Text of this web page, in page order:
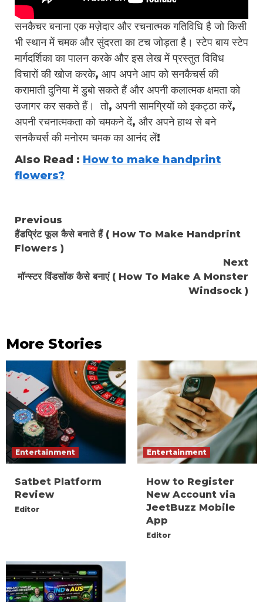
सनकैचर बनाना एक मज़ेदार और रचनात्मक गतिविधि है जो किसी
भी स्थान में चमक और सुंदरता का टच जोड़ता है। स्टेप बाय स्टेप
मार्गदर्शिका का पालन करके और इस लेख में प्रस्तुत विविध
विचारों की खोज करके, आप अपने आप को सनकैचर्स की
करामाती दुनिया में डुबो सकते हैं और अपनी कलात्मक क्षमता को
उजागर कर सकते हैं। तो, अपनी सामग्रियों को इकट्ठा करें,
अपनी रचनात्मकता को चमकने दें, और अपने हाथ से बने
सनकैचर्स की मनोरम चमक का आनंद लें!
Also Read : How to make handprint
flowers?
Continue
Reading
Previous
हैंडप्रिंट फूल कैसे बनाते हैं ( How To Make Handprint
Flowers )
Next
मॉन्स्टर विंडसॉक कैसे बनाएं ( How To Make A Monster
Windsock )
More Stories
Entertainment
Satbet Platform
Review
Editor
Entertainment
How to Register
New Account via
JeetBuzz Mobile
App
Editor